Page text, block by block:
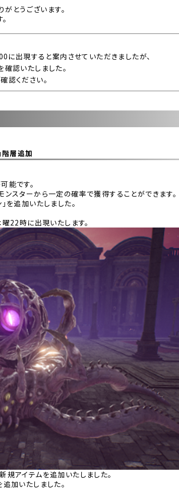
とうございます。
に出現すると案内させていただきましたが、
認いたしました。
認ください。
階層追加
能です。
ターから一定の確率で獲得することができます。
を追加いたしました。
時に出現いたします。
アイテムを追加いたしました。
加いたしました。